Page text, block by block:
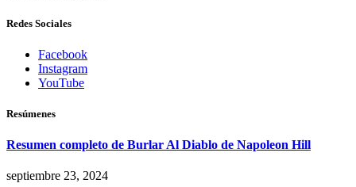
Redes Sociales
Facebook
Instagram
YouTube
Resúmenes
Resumen completo de Burlar Al Diablo de Napoleon Hill
septiembre 23, 2024